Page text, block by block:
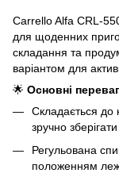
Carrello Alfa CRL-
для щоденних
складання та
варіантом для
🌟 Основні
Складається до
зручно
Регульована
положенням